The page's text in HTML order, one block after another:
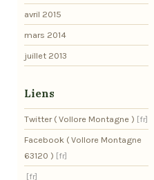
avril 2015
mars 2014
juillet 2013
Liens
Twitter ( Vollore Montagne )
Facebook ( Vollore Montagne
63120 )